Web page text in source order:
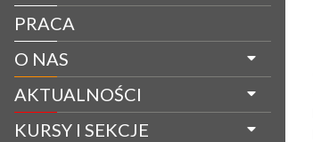
PRACA
O NAS
AKTUALNOŚCI
KURSY I SEKCJE